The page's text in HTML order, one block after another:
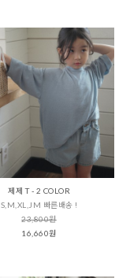
제제 T - 2 COLOR
S,M,XL,JM 빠른배송 !
23,800원
16,660원